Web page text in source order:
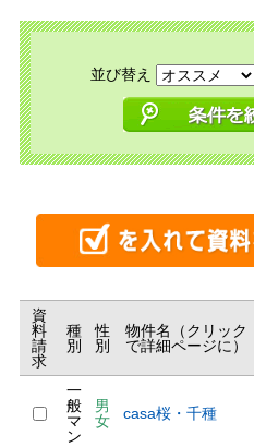
並び替え
資
料
請
求
種
別
性
別
物件名（クリック
で詳細ページに）
一
般
マ
ン
男
女
casa桜・千種